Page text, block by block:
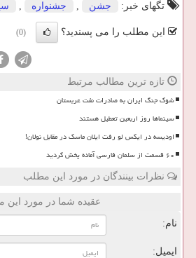
تگهای خبر:
جشن , جشنواره ,
این مطلب را می پسندید؟ (0)
تازه ترین مطالب مرتبط
شوک جنگ ایران به صادرات نفت عربستان
سینماها روز اربعین تعطیل هستند
اودیسه در ایکس لو رفت ایلان ماسک در مقابل نولان!
۶۰ قسمت از سلمان فارسی آماده پخش گردید
نظرات بینندگان در مورد این مطلب
عقیده شما در مورد این
نام:
ایمیل: